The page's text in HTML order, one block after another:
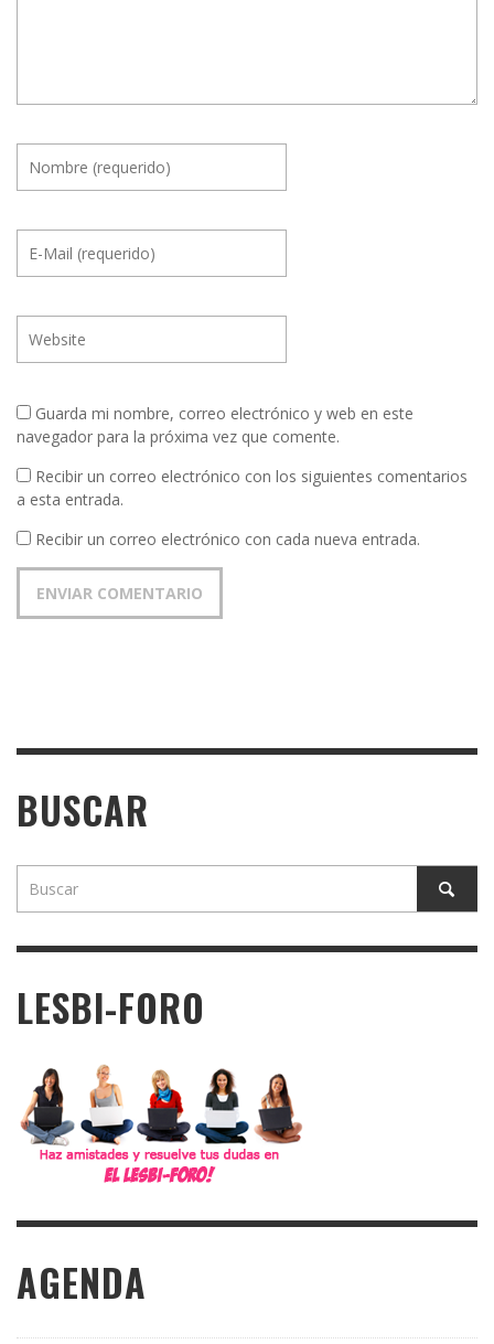
Guarda mi nombre, correo electrónico y web en este
navegador para la próxima vez que comente.
Recibir un correo electrónico con los siguientes comentarios
a esta entrada.
Recibir un correo electrónico con cada nueva entrada.
BUSCAR
LESBI-FORO
AGENDA